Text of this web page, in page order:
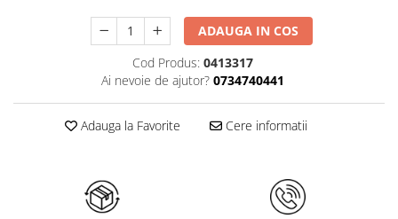
ADAUGA IN COS
Cod Produs: 0413317
Ai nevoie de ajutor? 0734740441
Adauga la Favorite Cere informatii